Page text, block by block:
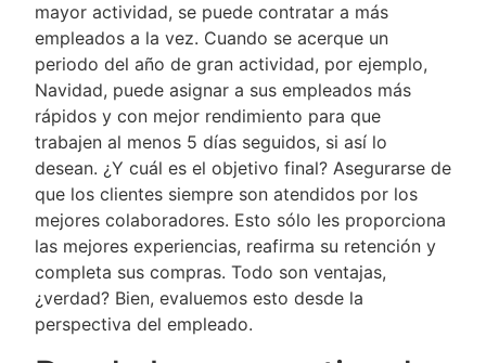
mayor actividad, se puede contratar a más
empleados a la vez. Cuando se acerque un
periodo del año de gran actividad, por ejemplo,
Navidad, puede asignar a sus empleados más
rápidos y con mejor rendimiento para que
trabajen al menos 5 días seguidos, si así lo
desean. ¿Y cuál es el objetivo final? Asegurarse de
que los clientes siempre son atendidos por los
mejores colaboradores. Esto sólo les proporciona
las mejores experiencias, reafirma su retención y
completa sus compras. Todo son ventajas,
¿verdad? Bien, evaluemos esto desde la
perspectiva del empleado.